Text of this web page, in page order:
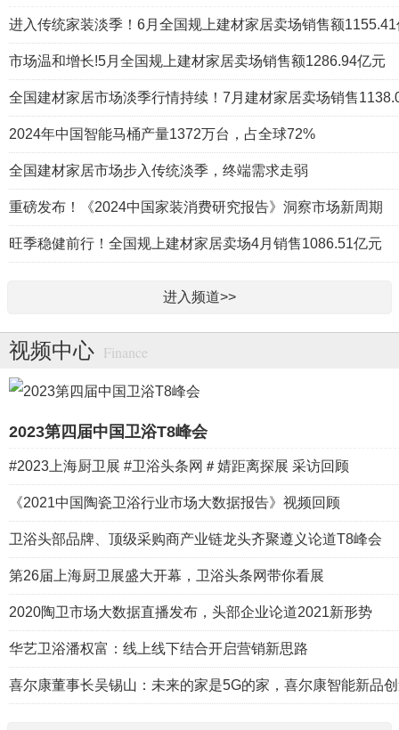
进入传统家装淡季！6月全国规上建材家居卖场销售额
市场温和增长!5月全国规上建材家居卖场销售额1286.94亿元
全国建材家居市场淡季行情持续！7月建材家居卖场销售
2024年中国智能马桶产量1372万台，占全球72%
全国建材家居市场步入传统淡季，终端需求走弱
重磅发布！《2024中国家装消费研究报告》洞察市场新周期
旺季稳健前行！全国规上建材家居卖场4月销售1086.51亿元
进入频道>>
视频中心 Finance
2023第四届中国卫浴T8峰会
#2023上海厨卫展 #卫浴头条网＃婧距离探展 采访回顾
《2021中国陶瓷卫浴行业市场大数据报告》视频回顾
卫浴头部品牌、顶级采购商产业链龙头齐聚遵义论道T8峰会
第26届上海厨卫展盛大开幕，卫浴头条网带你看展
2020陶卫市场大数据直播发布，头部企业论道2021新形势
华艺卫浴潘权富：线上线下结合开启营销新思路
喜尔康董事长吴锡山：未来的家是5G的家，喜尔康智能新品